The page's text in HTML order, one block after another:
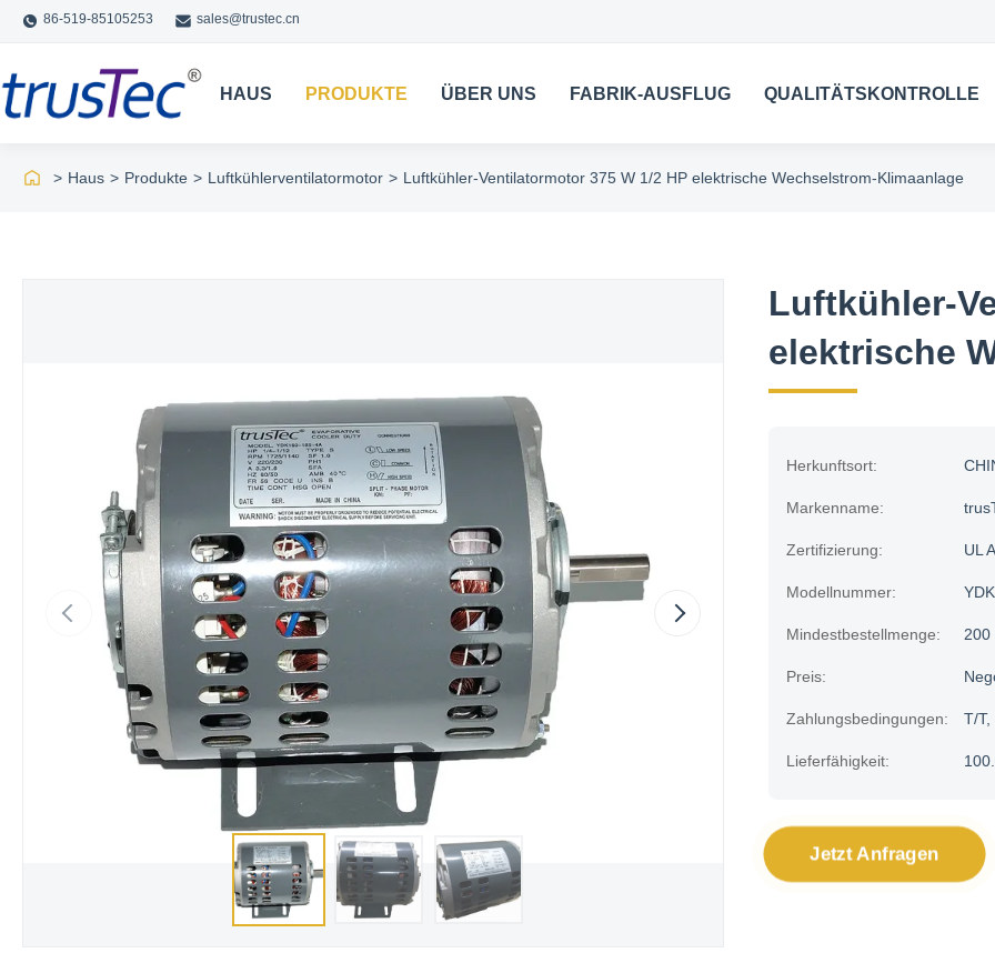
86-519-85105253 sales@trustec.cn
HAUS PRODUKTE ÜBER UNS FABRIK-AUSFLUG QUALITÄTSKONTROLLE
> Haus > Produkte > Luftkühlerventilatormotor > Luftkühler-Ventilatormotor 375 W 1/2 HP elektrische Wechselstrom-Klimaanlage
Luftkühler-
elektrische
Herkunftsort:
Markenname:
Zertifizierung: UL
Modellnummer:
Mindestbestellmenge: 200
Preis:
Zahlungsbedingungen: T/T,
Lieferfähigkeit:
Jetzt Anfragen